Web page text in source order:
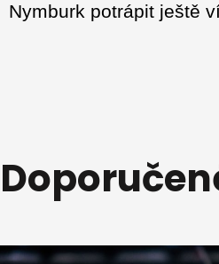
Nymburk potrápit ještě